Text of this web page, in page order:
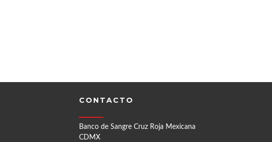
CONTACTO
Banco de Sangre Cruz Roja Mexicana
CDMX